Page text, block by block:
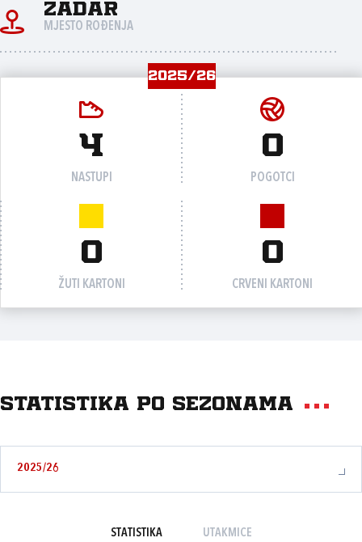
Zadar
MJESTO ROĐENJA
2025/26
4
NASTUPI
0
POGOTCI
0
ŽUTI KARTONI
0
CRVENI KARTONI
Statistika po sezonama
2025/26
STATISTIKA UTAKMICE